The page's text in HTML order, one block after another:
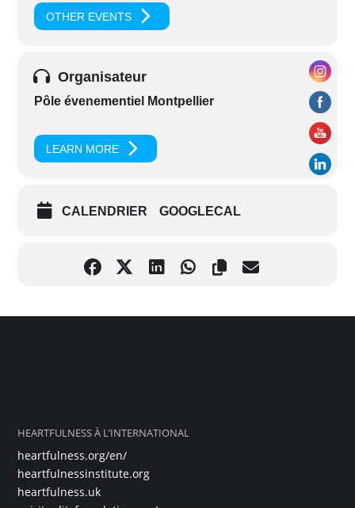
OTHER EVENTS
Organisateur
Pôle évenementiel Montpellier
LEARN MORE
CALENDRIER GOOGLECAL
HEARTFULNESS À L’INTERNATIONAL
heartfulness.org/en/
heartfulnessinstitute.org
heartfulness.uk